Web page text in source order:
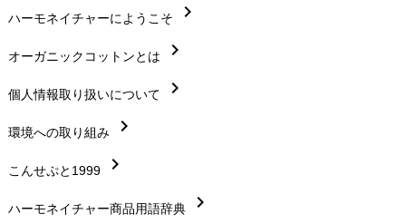
配送と送料chevron_right
在庫状況と発送予定chevron_right
サイズ・寸法chevron_right
生地・素材chevron_right
お手入れについて chevron_right
レビューを書こうchevron_right
ハーモネイチャーにようこそ chevron_right
オーガニックコットンとは chevron_right
個人情報取り扱いについて chevron_right
環境への取り組み chevron_right
こんせぷと1999 chevron_right
ハーモネイチャー商品用語辞典 chevron_right